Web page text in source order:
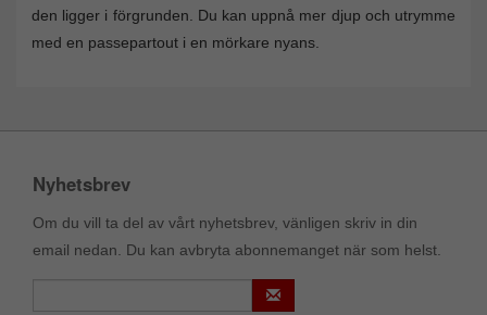
den ligger i förgrunden. Du kan uppnå mer djup och utrymme
med en passepartout i en mörkare nyans.
Nyhetsbrev
Om du vill ta del av vårt nyhetsbrev, vänligen skriv in din
email nedan. Du kan avbryta abonnemanget när som helst.